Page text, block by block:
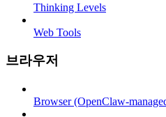
Thinking Levels
Web Tools
브라우저
Browser (OpenClaw-